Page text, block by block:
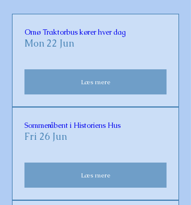
Omø Traktorbus kører hver dag
Mon 22 Jun
Læs mere
Sommeråbent i Historiens Hus
Fri 26 Jun
Læs mere